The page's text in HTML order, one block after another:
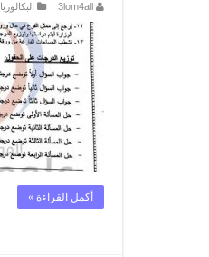
3lom4all البكالوريا
أكمل القراءة »